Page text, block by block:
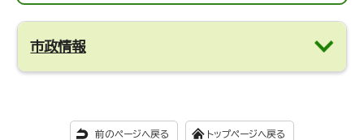
市政情報
前のページへ戻る トップページへ戻る